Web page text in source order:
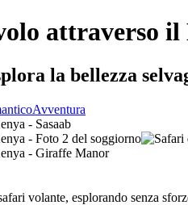
attraverso il
la bellezza
Avventura
volante, esplorando senza